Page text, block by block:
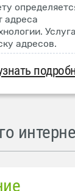
адреса
Услуга
адресов.